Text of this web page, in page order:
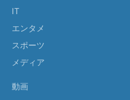
IT
エンタメ
スポーツ
メディア
動画